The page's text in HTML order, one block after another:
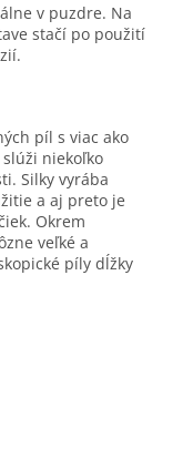
v puzdre. Na
stačí po použití
píl s viac ako
niekoľko
Silky vyrába
a aj preto je
Okrem
veľké a
píly dĺžky